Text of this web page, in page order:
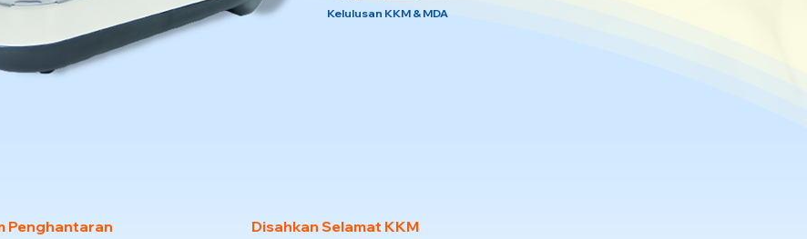
Kelulusan KKM & MDA
Penghantaran Disahkan Selamat KKM